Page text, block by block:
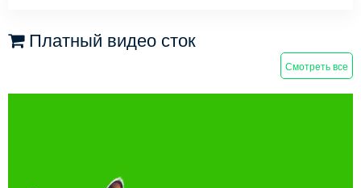
Платный видео сток
Смотреть все